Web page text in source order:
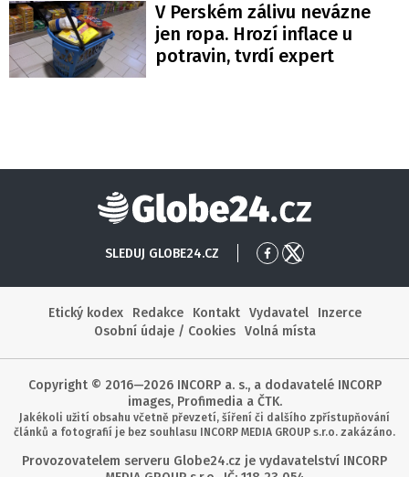
V Perském zálivu nevázne
jen ropa. Hrozí inflace u
potravin, tvrdí expert
Globe24
SLEDUJ GLOBE24.CZ
Přejít
Facebook
Přejít
X
Etický kodex
Redakce Kontakt Vydavatel
Inzerce
Osobní údaje / Cookies
Volná místa
Copyright © 2016—2026 INCORP a. s., a dodavatelé INCORP
images, Profimedia a ČTK.
Jakékoli užití obsahu včetně převzetí, šíření či dalšího zpřístupňování
článků a fotografií je bez souhlasu INCORP MEDIA GROUP s.r.o. zakázáno.
Provozovatelem serveru Globe24.cz je vydavatelství INCORP